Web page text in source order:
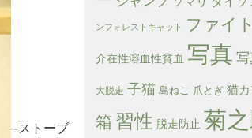
–ストーブ
ンフォレストキャット ファイト
介在性溶血性貧血 写真
大脱走 子猫 島ねこ 爪とぎ 猫
箱 習性 脱走防止 菊